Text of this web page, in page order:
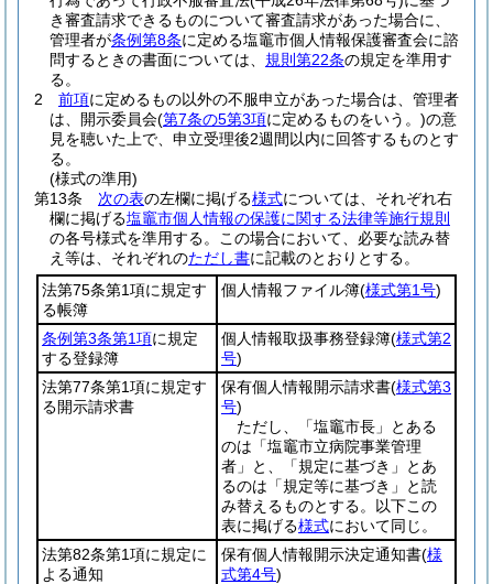
き審査請求できるものについて審査請求があった場合に、
管理者が条例第8条に定める塩竈市個人情報保護審査会に諮
問するときの書面については、 規則第22条の規定を準用す
る。
2
前項に定めるもの以外の不服申立があった場合は、管理者
は、開示委員会(第7条の5第3項に定めるものをいう。)の意
見を聴いた上で、申立受理後2週間以内に回答するものとす
る。
(様式の準用)
第13条
次の表の左欄に掲げる様式については、それぞれ右
欄に掲げる塩竈市個人情報の保護に関する法律等施行規則
の各号様式を準用する。
この場合において、必要な読み替
え等は、それぞれのただし書に記載のとおりとする。
法第75条第1項に規定す
る帳簿
個人情報ファイル簿(様式第1号)
条例第3条第1項に規定
する登録簿
個人情報取扱事務登録簿(様式第2
号)
法第77条第1項に規定す
る開示請求書
保有個人情報開示請求書(様式第3
号)
ただし、「塩竈市長」とある
のは「塩竈市立病院事業管理
者」と、「規定に基づき」とあ
るのは「規定等に基づき」と読
み替えるものとする。以下この
表に掲げる様式において同じ。
法第82条第1項に規定に
よる通知
保有個人情報開示決定通知書(様
式第4号)